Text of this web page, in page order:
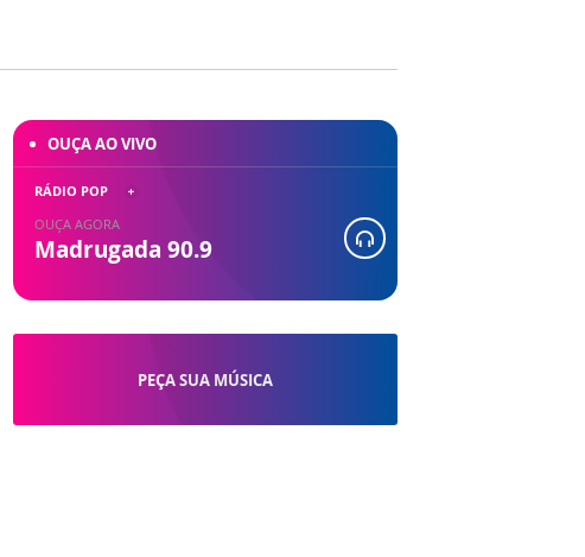
PEÇA SUA MÚSICA
OUÇA AO VIVO
RÁDIO POP
OUÇA AGORA
Madrugada 90.9